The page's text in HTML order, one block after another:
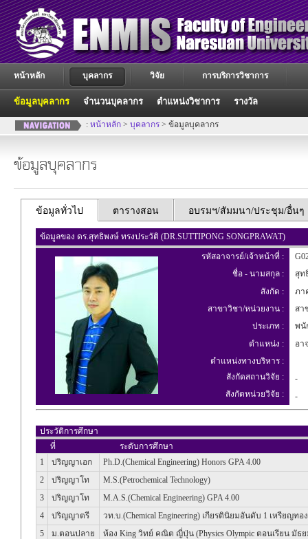
หน้าหลัก บุคลากร
ข้อมูลบุคลากร จำนวนบุคลากร ตำแหน่งวิชาการ รางวัล
วิจัย การบริการวิชาการ
: หน้าหลัก > บุคลากร > ข้อมูลบุคลากร
ข้อมูลบุคลากร
ข้อมูลทั่วไป ตารางสอน อบรมฯ/สัมมนา/ประชุม/อื่นๆ
ข้อมูลของ ดร.สุทธิพงษ์ ทรงประวัติ (DR.SUTTIPONG SONGPRAWAT)
รหัสอาจารย์/เจ้าหน้าที่ :
ชื่อ - นามสกุล :
สุท
สังกัด :
ภา
สาขาวิชา/หน่วยงาน :
สา
ประเภท :
พนั
ตำแหน่ง :
อา
ตำแหน่งทางบริหาร :
สังกัดสถานวิจัย :
-
สังกัดหน่วยวิจัย :
-
ประวัติการศึกษา
ที่
ระดับการศึกษา
1
ปริญญาเอก
Ph.D.(Chemical Engineering) Honors GPA 4.00
2
ปริญญาโท
M.S.(Petrochemical Technology)
3
ปริญญาโท
M.A.S.(Chemical Engineering) GPA 4.00
4
ปริญญาตรี
วท.บ.(Chemical Engineering) เกียรตินิยมอันดับ 1 เหรียญทอง
5
ม.ตอนปลาย ห้อง King วิทย์ คณิต ญี่ปุ่น (Physics Olympic ตอนเรียน มัธย